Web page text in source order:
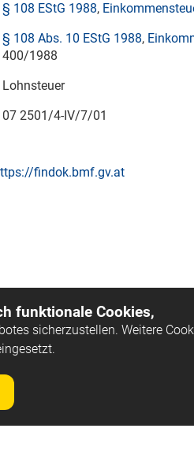
§ 108 EStG 1988,
§ 108 Abs. 10 EStG 1988,
400/1988
Lohnsteuer
07 2501/4-IV/7/01
findok.bmf.gv.at
funktionale Cookies,
sicherzustellen. Weitere